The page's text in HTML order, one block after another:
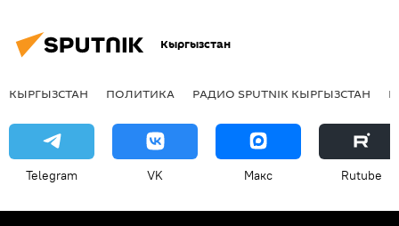
Кыргызстан
КЫРГЫЗСТАН ПОЛИТИКА РАДИО SPUTNIK КЫРГЫЗСТАН
Telegram VK Макс Rutube